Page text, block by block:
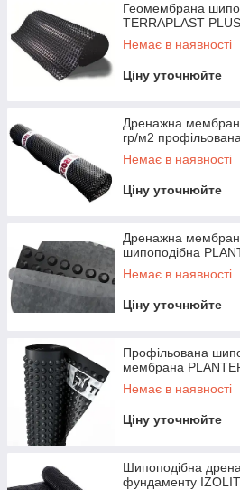
Геомембрана
TERRAPLAST
Немає в наявності
Ціну уточнюйте
Дренажна
гр/м2
Немає в наявності
Ціну уточнюйте
Дренажна
шипоподібна
Немає в наявності
Ціну уточнюйте
Профільована
мембрана
Немає в наявності
Ціну уточнюйте
Шипоподібна
фундаменту IZOLIT